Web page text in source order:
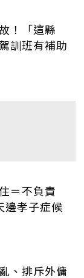
！「這縣
訓班有補助
＝不負責
邊孝子症候
、排斥外傭